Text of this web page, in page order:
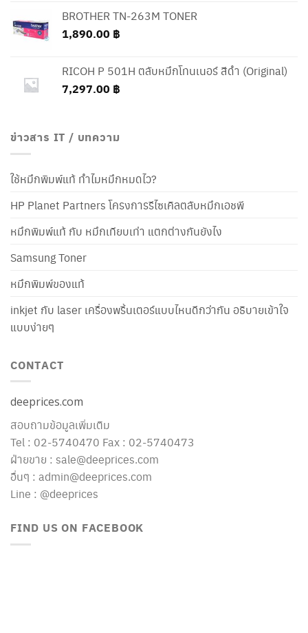
BROTHER TN-263M TONER
1,890.00 ฿
RICOH P 501H ตลับหมึกโทนเนอร์ สีดำ (Original)
7,297.00 ฿
ข่าวสาร IT / บทความ
ใช้หมึกพิมพ์แท้ ทำไมหมึกหมดไว?
HP Planet Partners โครงการรีไซเคิลตลับหมึกเอชพี
หมึกพิมพ์แท้ กับ หมึกเทียบเท่า แตกต่างกันยังไง
Samsung Toner
หมึกพิมพ์ของแท้
inkjet กับ laser เครื่องพริ้นเตอร์แบบไหนดีกว่ากัน อธิบายเข้าใจ
แบบง่ายๆ
CONTACT
deeprices.com
สอบถามข้อมูลเพิ่มเติม
Tel : 02-5740470 Fax : 02-5740473
ฝ่ายขาย : sale@deeprices.com
อื่นๆ : admin@deeprices.com
Line : @deeprices
FIND US ON FACEBOOK